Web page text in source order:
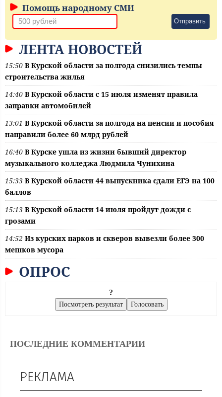
Помощь народному СМИ
Отправить
ЛЕНТА НОВОСТЕЙ
15:50 В Курской области за полгода снизились темпы
строительства жилья
14:40 В Курской области с 15 июля изменят правила
заправки автомобилей
13:01 В Курской области за полгода на пенсии и пособия
направили более 60 млрд рублей
16:40 В Курске ушла из жизни бывший директор
музыкального колледжа Людмила Чунихина
15:33 В Курской области 44 выпускника сдали ЕГЭ на 100
баллов
15:13 В Курской области 14 июля пройдут дожди с
грозами
14:52 Из курских парков и скверов вывезли более 300
мешков мусора
ОПРОС
?
ПОСЛЕДНИЕ КОММЕНТАРИИ
РЕКЛАМА